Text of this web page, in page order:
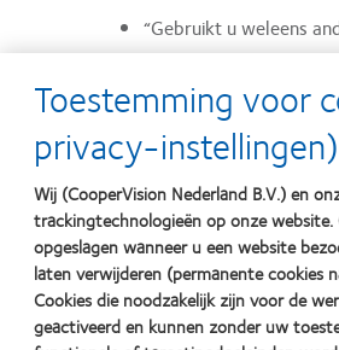
“Gebruikt u weleens
Met contactlenzen
bij de film en onder
Na een lange - misschien
Maar u zult ervan versteld
Ga het gesprek aan: opties
Toestemming voor
privacy-instellingen)
Wij (CooperVision Nederland B.V.) en
trackingtechnologieën op onze
opgeslagen wanneer u een website
laten verwijderen (permanente cookies
Cookies die noodzakelijk zijn voor de
geactiveerd en kunnen zonder uw